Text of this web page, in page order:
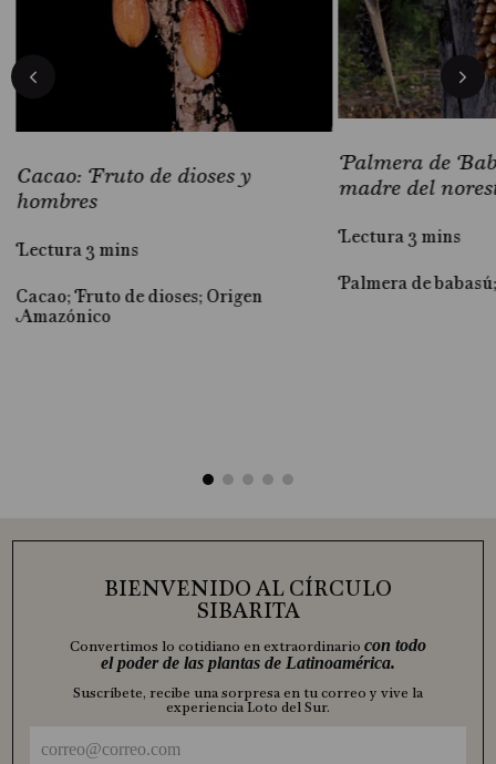
Cacao: Fruto de dioses y
hombres
Lectura 3 mins
Cacao; Fruto de dioses; Origen
Amazónico
Palmera de
madre del
Lectura 3 mins
Palmera de
BIENVENIDO AL CÍRCULO
SIBARITA
Convertimos lo cotidiano en extraordinario con todo
el poder de las plantas de Latinoamérica.
Suscríbete, recibe una sorpresa en tu correo y vive la
experiencia Loto del Sur.